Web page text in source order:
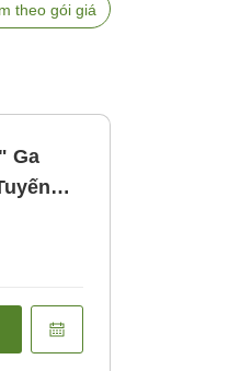
theo gói giá
Ga